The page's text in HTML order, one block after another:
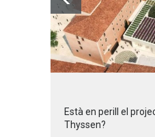
Està en perill el
Thyssen?